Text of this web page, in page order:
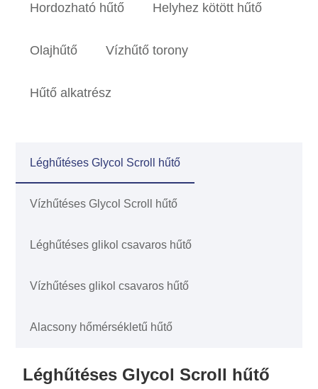
Hordozható hűtő Helyhez kötött hűtő
Olajhűtő Vízhűtő torony
Hűtő alkatrész
Léghűtéses Glycol Scroll hűtő
Vízhűtéses Glycol Scroll hűtő
Léghűtéses glikol csavaros hűtő
Vízhűtéses glikol csavaros hűtő
Alacsony hőmérsékletű hűtő
Léghűtéses Glycol Scroll hűtő